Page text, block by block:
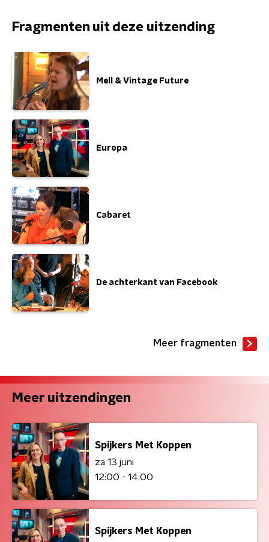
Fragmenten uit deze uitzending
Mell & Vintage Future
Europa
Cabaret
De achterkant van Facebook
Meer fragmenten
Meer uitzendingen
Spijkers Met Koppen
za 13 juni
12:00 - 14:00
Spijkers Met Koppen